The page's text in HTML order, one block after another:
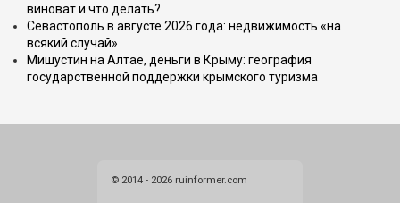
виноват и что делать?
Севастополь в августе 2026 года: недвижимость «на
всякий случай»
Мишустин на Алтае, деньги в Крыму: география
государственной поддержки крымского туризма
© 2014 - 2026 ruinformer.com